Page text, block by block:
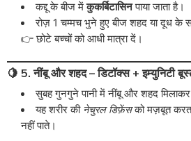
कद्दू के बीज मेंकुकर्बिटासिनपाया जाता है।
रोज़ 1 चम्मच भुने हुए बीज शहद या दूध के
👉 छोटे बच्चों को आधी मात्रा दें।
🍋 5. नींबू और शहद – डिटॉक्स + इम्युनिटी
सुबह गुनगुने पानी में नींबू और शहद
यह शरीर की नेचुरल डिफ़ेंसको मज़बूत
नहीं पाते।